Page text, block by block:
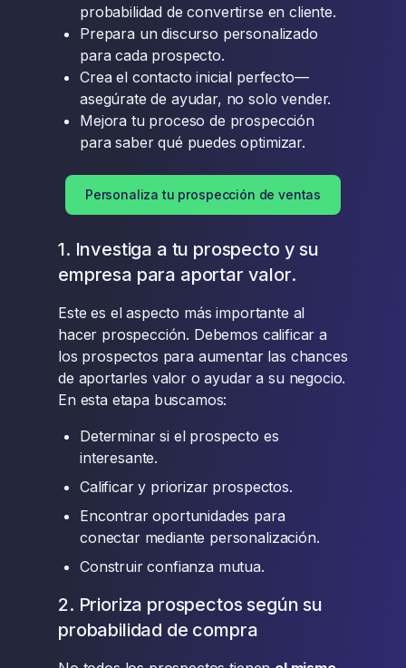
probabilidad de convertirse en cliente.
Prepara un discurso personalizado
para cada prospecto.
Crea el contacto inicial perfecto—
asegúrate de ayudar, no solo vender.
Mejora tu proceso de prospección
para saber qué puedes optimizar.
Personaliza tu prospección de ventas
1. Investiga a tu prospecto y su
empresa para aportar valor.
Este es el aspecto más importante al
hacer prospección. Debemos calificar a
los prospectos para aumentar las chances
de aportarles valor o ayudar a su negocio.
En esta etapa buscamos:
Determinar si el prospecto es
interesante.
Calificar y priorizar prospectos.
Encontrar oportunidades para
conectar mediante personalización.
Construir confianza mutua.
2. Prioriza prospectos según su
probabilidad de compra